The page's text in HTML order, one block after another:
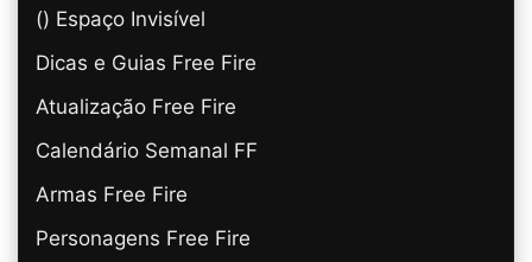
(ㅤ) Espaço Invisível
Dicas e Guias Free Fire
Atualização Free Fire
Calendário Semanal FF
Armas Free Fire
Personagens Free Fire